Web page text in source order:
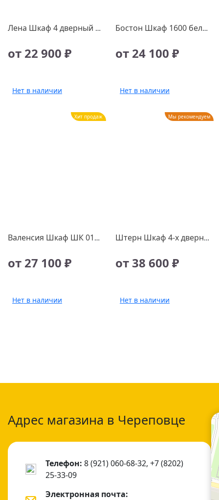
Лена Шкаф 4 дверный 4Ш4Я крафт золотой/белый
от 22 900 ₽
Нет в наличии
Бостон Шкаф 1600 белый
от 24 100 ₽
Нет в наличии
Хит продаж
Валенсия Шкаф ШК 014, шт
от 27 100 ₽
Нет в наличии
Мы рекомендуем
Штерн Шкаф 4-х дверный с зеркалом (дуб вотан), шт
от 38 600 ₽
Нет в наличии
Адрес магазина в Череповце
Телефон: 8 (921) 060-68-32, +7 (8202)
25-33-09
Электронная почта: